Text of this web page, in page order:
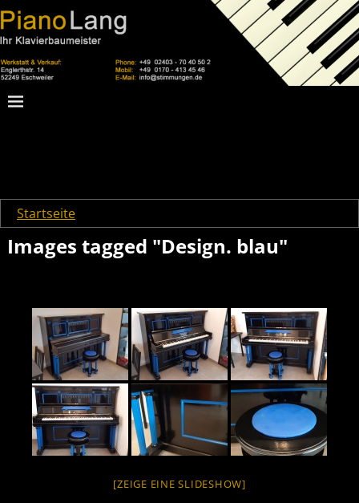
Startseite
Images tagged "Design. blau"
[ZEIGE EINE SLIDESHOW]